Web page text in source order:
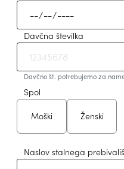
Davčna številka
Davčno št. potrebujemo za
Spol
Moški Ženski
Naslov stalnega